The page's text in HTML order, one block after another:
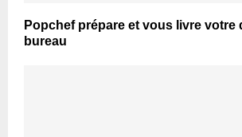
Popchef prépare et vous livre votre
bureau